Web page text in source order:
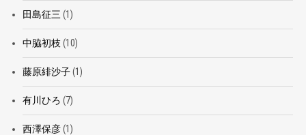
田島征三 (1)
中脇初枝 (10)
藤原緋沙子(1)
有川ひろ (7)
西澤保彦(1)